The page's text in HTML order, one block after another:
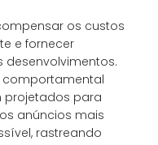
os custos
e fornecer
comportamental
projetados para
anúncios mais
rastreando